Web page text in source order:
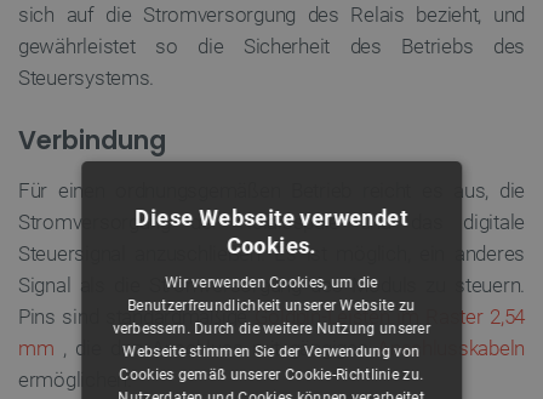
sich auf die Stromversorgung des Relais bezieht, und
gewährleistet so die Sicherheit des Betriebs des
Steuersystems.
Verbindung
Für einen ordnungsgemäßen Betrieb reicht es aus, die
Stromversorgung der Relaisspule und das digitale
Steuersignal anzuschließen. Es ist möglich, ein anderes
Signal als die Stromversorgung des Moduls zu steuern.
Pins sind standardmäßigeGoldpin-Leisten im Raster 2,54
mm , die den Anschluss mit gängigenAnschlusskabeln
ermöglichen.
Diese Webseite verwendet
Cookies.
Wir verwenden Cookies, um die
Benutzerfreundlichkeit unserer Website zu
verbessern. Durch die weitere Nutzung unserer
Webseite stimmen Sie der Verwendung von
Cookies gemäß unserer Cookie-Richtlinie zu.